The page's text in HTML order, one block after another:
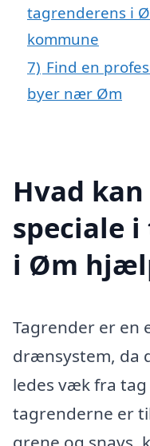
tagrenderens i
kommune
7) Find en
byer nær Øm
Hvad
speciale
i Øm
Tagrender er en
drænsystem, da
ledes væk fra
tagrenderne er